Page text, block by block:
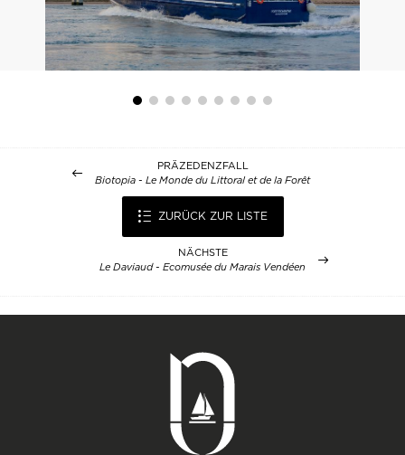
PRÄZEDENZFALL
Biotopia - Le Monde du Littoral et de la Forêt
ZURÜCK ZUR LISTE
NÄCHSTE
Le Daviaud - Ecomusée du Marais Vendéen